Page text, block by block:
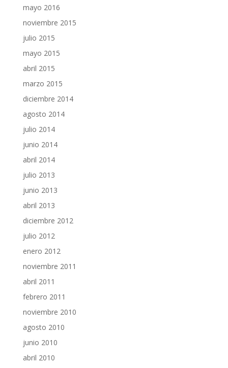
mayo 2016
noviembre 2015
julio 2015
mayo 2015
abril 2015
marzo 2015
diciembre 2014
agosto 2014
julio 2014
junio 2014
abril 2014
julio 2013
junio 2013
abril 2013
diciembre 2012
julio 2012
enero 2012
noviembre 2011
abril 2011
febrero 2011
noviembre 2010
agosto 2010
junio 2010
abril 2010